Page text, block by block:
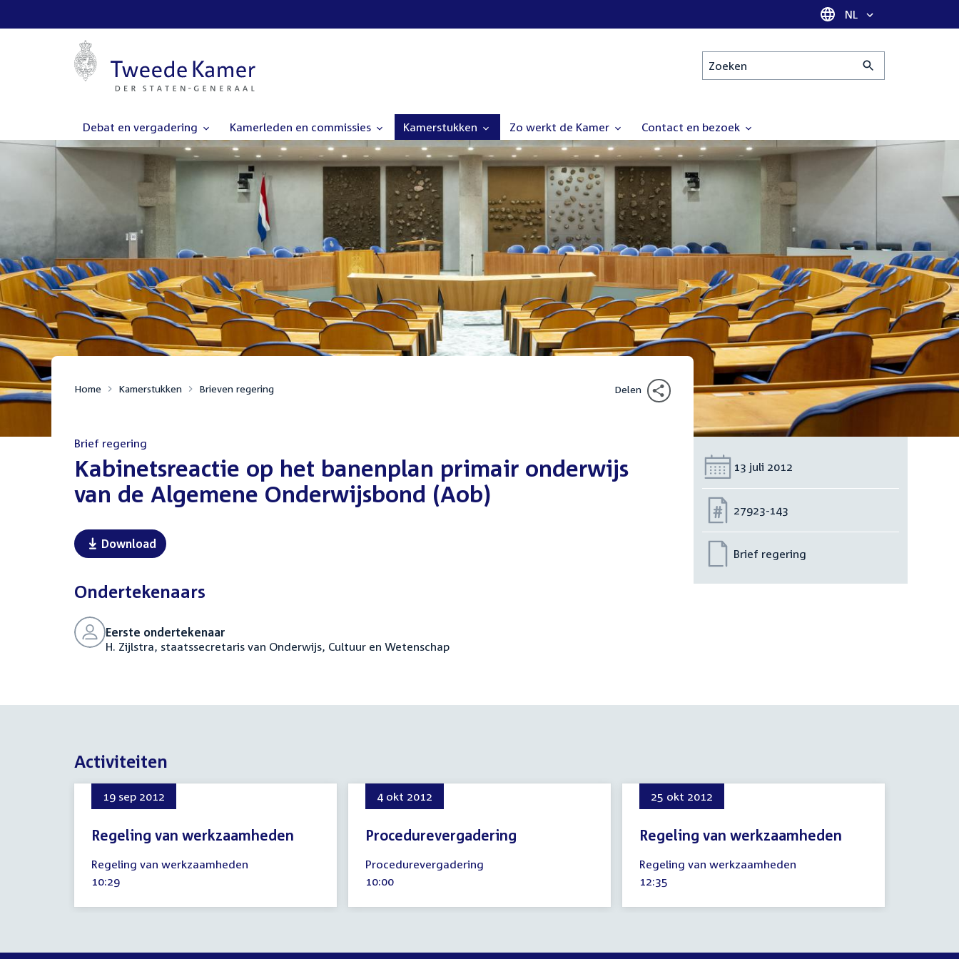
Taal selectie
NL
Zoeken
Debat en vergadering Kamerleden en commissies Kamerstukken Zo werkt de Kamer Contact en bezoek
Home Kamerstukken Brieven regering Delen
Brief regering
:Kabinetsreactie op het banenplan primair onderwijs
van de Algemene Onderwijsbond (Aob)
Download
Ondertekenaars
Eerste ondertekenaar
H. Zijlstra, staatssecretaris van Onderwijs, Cultuur en Wetenschap
Datum:
13 juli 2012
Nummer:
27923-143
Brief regering
Activiteiten
19 sep 2012
Regeling van werkzaamheden
september
2012
Regeling van werkzaamheden
Tijd
10:29
4 okt 2012
Procedurevergadering
oktober
2012
Procedurevergadering
Tijd
10:00
25 okt 2012
Regeling van werkzaamheden
oktober
2012
Regeling van werkzaamheden
Tijd
12:35